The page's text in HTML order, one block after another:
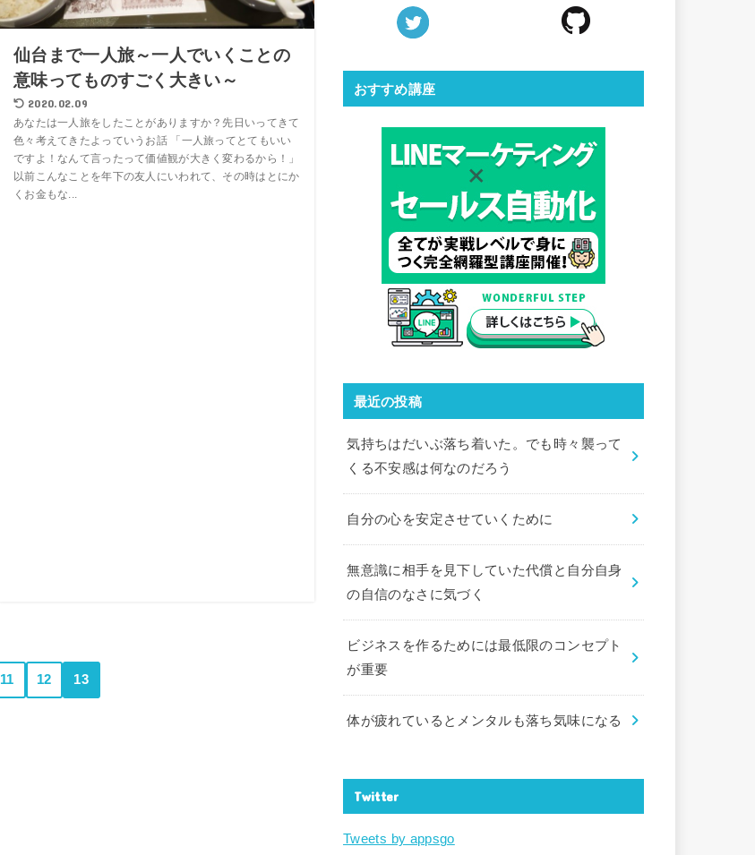
仙台まで一人旅～一人でいくことの
意味ってものすごく大きい～
2020.02.09
あなたは一人旅をしたことがありますか？先日いってきて
色々考えてきたよっていうお話 「一人旅ってとてもいい
ですよ！なんて言ったって価値観が大きく変わるから！」
以前こんなことを年下の友人にいわれて、その時はとにか
くお金もな...
11 12 13
おすすめ講座
最近の投稿
気持ちはだいぶ落ち着いた。でも時々襲って
くる不安感は何なのだろう
自分の心を安定させていくために
無意識に相手を見下していた代償と自分自身
の自信のなさに気づく
ビジネスを作るためには最低限のコンセプト
が重要
体が疲れているとメンタルも落ち気味になる
Twitter
Tweets by appsgo